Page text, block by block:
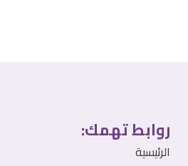
روابط تهمك:
الرئيسية